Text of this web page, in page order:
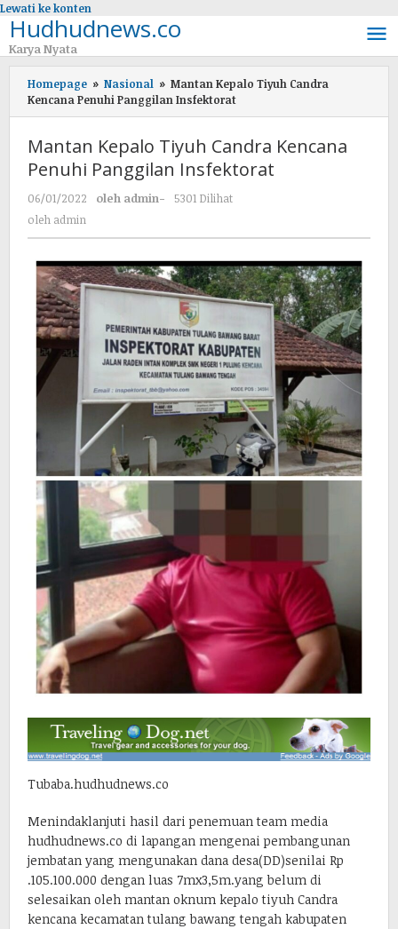
Lewati ke konten
Hudhudnews.co
Karya Nyata
Homepage » Nasional » Mantan Kepalo Tiyuh Candra
Kencana Penuhi Panggilan Insfektorat
Mantan Kepalo Tiyuh Candra Kencana
Penuhi Panggilan Insfektorat
06/01/2022 oleh admin-
5301 Dilihat
oleh admin
Tubaba.hudhudnews.co
Menindaklanjuti hasil dari penemuan team media
hudhudnews.co di lapangan mengenai pembangunan
jembatan yang mengunakan dana desa(DD)senilai Rp
.105.100.000 dengan luas 7mx3,5m.yang belum di
selesaikan oleh mantan oknum kepalo tiyuh Candra
kencana kecamatan tulang bawang tengah kabupaten